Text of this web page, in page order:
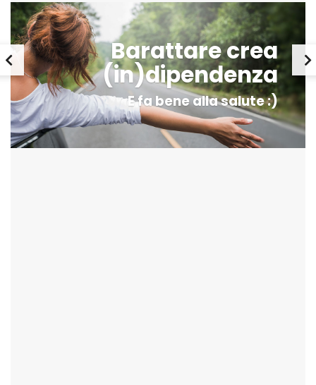
Barattare crea
(in)dipendenza
E fa bene alla salute :)